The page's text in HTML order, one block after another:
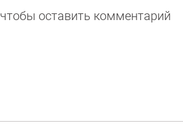
оставить комментарий